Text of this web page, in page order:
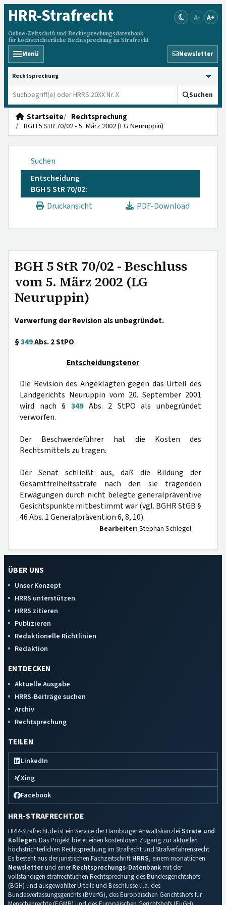
HRR-Strafrecht
Online-Zeitschrift und Rechtsprechungsdatenbank
für höchstrichterliche Rechtsprechung im Strafrecht
A- A+
Menü Newsletter
HRRS durchsuchen
Suchen
Startseite
Rechtsprechung
BGH 5 StR 70/02 - 5. März 2002 (LG Neuruppin)
Suchen
Entscheidung
BGH 5 StR 70/02:
Druckansicht
PDF-Download
BGH 5 StR 70/02 - Beschluss
vom 5. März 2002 (LG
Neuruppin)
Verwerfung der Revision als unbegründet.
§349Abs. 2 StPO
Entscheidungstenor
Die Revision des Angeklagten gegen das Urteil des
Landgerichts Neuruppin vom 20. September 2001
wird nach § 349Abs. 2 StPO als unbegründet
verworfen.
Der Beschwerdeführer hat die Kosten des
Rechtsmittels zu tragen.
Der Senat schließt aus, daß die Bildung der
Gesamtfreiheitsstrafe nach den sie tragenden
Erwägungen durch nicht belegte generalpräventive
Gesichtspunkte mitbestimmt war (vgl. BGHR StGB §
46 Abs. 1 Generalprävention 6, 8, 10).
Bearbeiter: Stephan Schlegel
ÜBER UNS
Unser Konzept
HRRS unterstützen
HRRS zitieren
Publizieren
Redaktionelle Richtlinien
Redaktion
ENTDECKEN
Aktuelle Ausgabe
HRRS-Beiträge suchen
Archiv
Rechtsprechung
TEILEN
LinkedIn
Xing
Facebook
HRR-STRAFRECHT.DE
HRR-Strafrecht.de ist ein Service der Hamburger Anwaltskanzlei Strate und
Kollegen. Das Projekt bietet einen kostenlosen Zugang zur aktuellen
höchstrichterlichen Rechtsprechung im Strafrecht und Strafverfahrensrecht.
Es besteht aus der juristischen Fachzeitschrift HRRS, einem monatlichen
Newsletterund einerRechtsprechungs-Datenbankmit der
vollständigen strafrechtlichen Rechtsprechung des Bundesgerichtshofs
(BGH) und ausgewählter Urteile und Beschlüsse u.a. des
Bundesverfassungsgerichts (BVerfG), des Europäischen Gerichtshofs für